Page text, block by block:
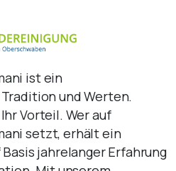
ist ein
und Werten.
Vorteil. Wer auf
setzt, erhält ein
jahrelanger Erfahrung